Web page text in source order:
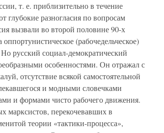
т. е. приблизительно в течение
глубокие разногласия по вопросам
вызвали во второй половине 90-х
(рабочедельческое)
русский социал-демократический
особенностями. Он отражал с
отсутствие всякой самостоятельной
и модными словечками
и формами чисто рабочего движения.
марксистов, перекочевавших в
теории «тактики-процесса»,